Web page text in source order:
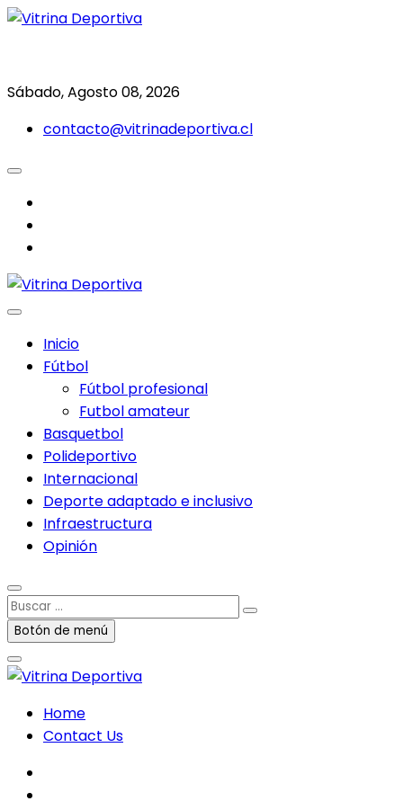
Saltar
Sábado, Agosto 08, 2026
contacto@vitrinadeportiva.cl
Inicio
Fútbol
Fútbol profesional
Futbol amateur
Basquetbol
Polideportivo
Internacional
Deporte adaptado e inclusivo
Infraestructura
Opinión
Buscar
…Botón de menú
Home
Contact Us